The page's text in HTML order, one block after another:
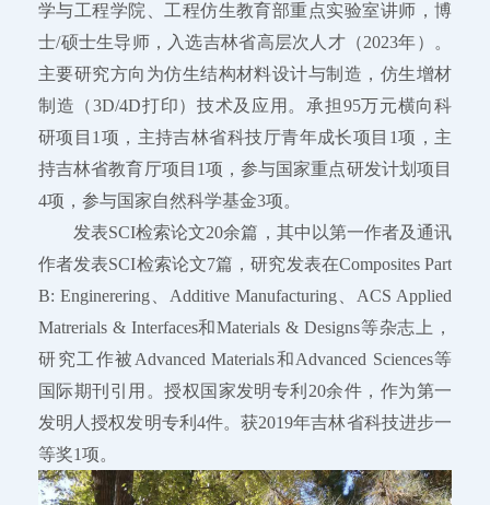
学与工程学院、工程仿生教育部重点实验室讲师，博
士/硕士生导师，入选吉林省高层次人才（2023年）。
主要研究方向为仿生结构材料设计与制造，仿生增材
制造（3D/4D打印）技术及应用。承担95万元横向科
研项目1项，主持吉林省科技厅青年成长项目1项，主
持吉林省教育厅项目1项，参与国家重点研发计划项目
4项，参与国家自然科学基金3项。
发表SCI检索论文20余篇，其中以第一作者及通讯
作者发表SCI检索论文7篇，研究发表在Composites Part
B: Enginerering、Additive Manufacturing、ACS Applied
Matrerials & Interfaces和Materials & Designs等杂志上，
研究工作被Advanced Materials和Advanced Sciences等
国际期刊引用。授权国家发明专利20余件，作为第一
发明人授权发明专利4件。获2019年吉林省科技进步一
等奖1项。